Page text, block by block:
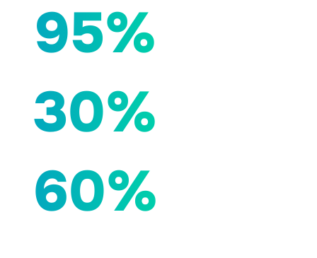
95%
30%
60%